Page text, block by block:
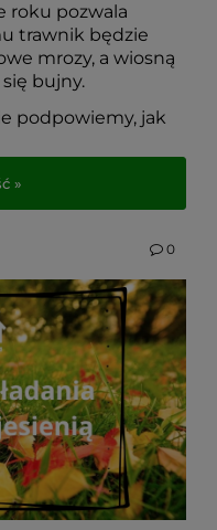
roku pozwala
trawnik będzie
mrozy, a wiosną
bujny.
podpowiemy, jak
trawnikiem przez
do lektury i po
ułatwią ten proces!
»
0